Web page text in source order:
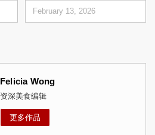
February 13, 2026
Felicia Wong
资深美食编辑
更多作品